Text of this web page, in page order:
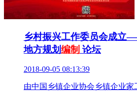
乡村振兴工作委员会成立
地方规划编制 论坛
2018-09-05 08:13:39
由中国乡镇企业协会乡镇企业